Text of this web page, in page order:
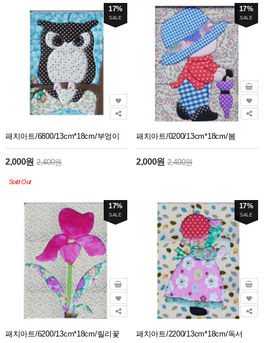
17%
SALE
패치아트/6800/13cm*18cm/부엉이
2,000원 2,400원
Sold Out
17%
SALE
패치아트/0200/13cm*18cm/봄
2,000원2,400원
17%
SALE
패치아트/6200/13cm*18cm/릴리꽃
17%
SALE
패치아트/2200/13cm*18cm/독서